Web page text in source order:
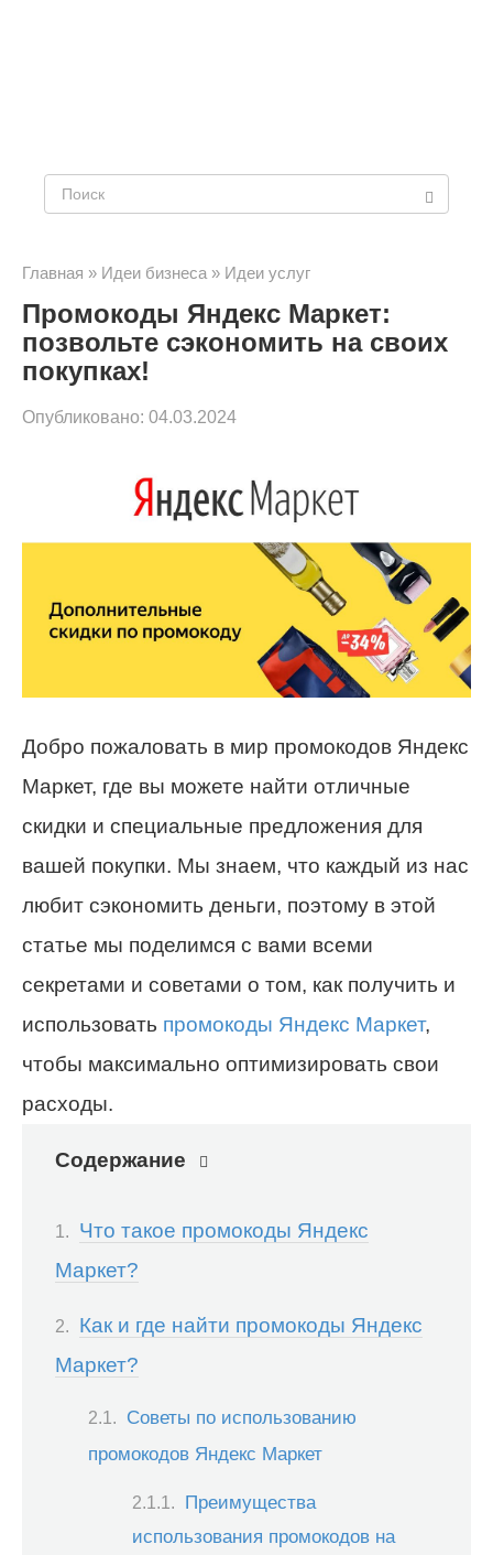
Главная » Идеи бизнеса » Идеи услуг
Промокоды Яндекс Маркет:
позвольте сэкономить на своих
покупках!
Опубликовано: 04.03.2024
Добро пожаловать в мир промокодов Яндекс
Маркет, где вы можете найти отличные
скидки и специальные предложения для
вашей покупки. Мы знаем, что каждый из нас
любит сэкономить деньги, поэтому в этой
статье мы поделимся с вами всеми
секретами и советами о том, как получить и
использовать промокоды Яндекс Маркет,
чтобы максимально оптимизировать свои
расходы.
Содержание
Что такое промокоды Яндекс
Маркет?
Как и где найти промокоды Яндекс
Маркет?
Советы по использованию
промокодов Яндекс Маркет
Преимущества
использования промокодов на